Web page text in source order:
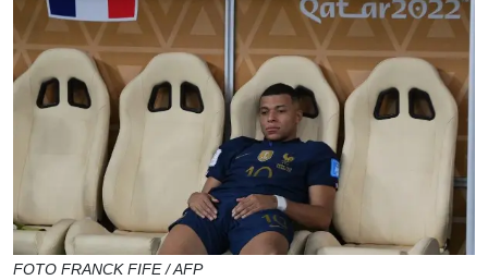
FOTO FRANCK FIFE / AFP